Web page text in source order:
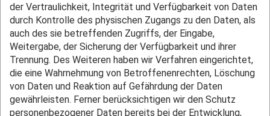
der Vertraulichkeit, Integrität und Verfügbarkeit von Daten
durch Kontrolle des physischen Zugangs zu den Daten, als
auch des sie betreffenden Zugriffs, der Eingabe,
Weitergabe, der Sicherung der Verfügbarkeit und ihrer
Trennung. Des Weiteren haben wir Verfahren eingerichtet,
die eine Wahrnehmung von Betroffenenrechten, Löschung
von Daten und Reaktion auf Gefährdung der Daten
gewährleisten. Ferner berücksichtigen wir den Schutz
personenbezogener Daten bereits bei der Entwicklung,